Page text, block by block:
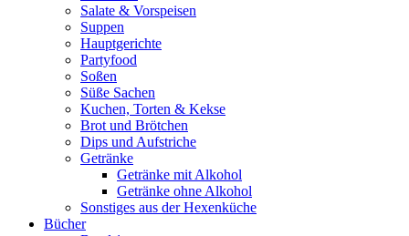
Salate & Vorspeisen
Suppen
Hauptgerichte
Partyfood
Soßen
Süße Sachen
Kuchen, Torten & Kekse
Brot und Brötchen
Dips und Aufstriche
Getränke
Getränke mit Alkohol
Getränke ohne Alkohol
Sonstiges aus der Hexenküche
Bücher